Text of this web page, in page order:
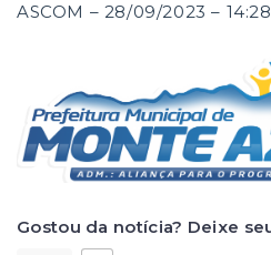
ASCOM – 28/09/2023 – 14:28
Gostou da notícia? Deixe